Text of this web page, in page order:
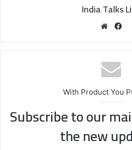
India Talks
We
te
With Product You
Subscribe to our
the new